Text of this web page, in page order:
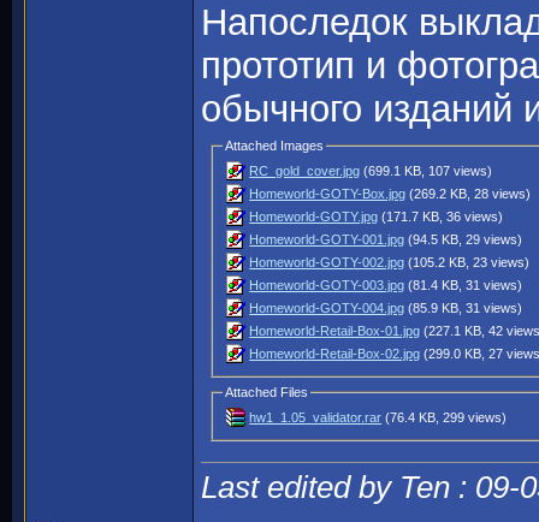
Напоследок
прототип и
обычного изданий
Attached Images
RC_gold_cover.jpg (699.1 KB, 107 views)
Homeworld-GOTY-Box.jpg (269.2 KB, 28 views)
Homeworld-GOTY.jpg (171.7 KB, 36 views)
Homeworld-GOTY-001.jpg (94.5 KB, 29 views)
Homeworld-GOTY-002.jpg (105.2 KB, 23 views)
Homeworld-GOTY-003.jpg (81.4 KB, 31 views)
Homeworld-GOTY-004.jpg (85.9 KB, 31 views)
Homeworld-Retail-Box-01.jpg (227.1 KB, 42
Homeworld-Retail-Box-02.jpg (299.0 KB, 27
Attached Files
hw1_1.05_validator.rar (76.4 KB, 299 views)
Last edited by Ten : 09-